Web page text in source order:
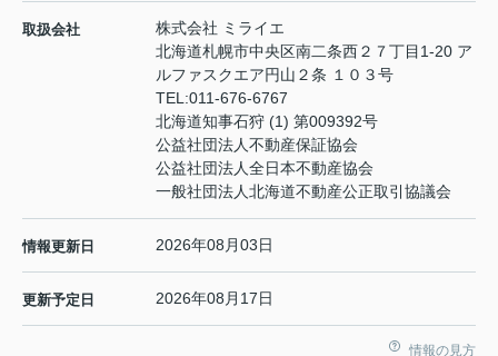
取扱会社
株式会社 ミライエ
北海道札幌市中央区南二条西２７丁目1-20 ア
ルファスクエア円山２条 １０３号
TEL:011-676-6767
北海道知事石狩 (1) 第009392号
公益社団法人不動産保証協会
公益社団法人全日本不動産協会
一般社団法人北海道不動産公正取引協議会
情報更新日 2026年08月03日
更新予定日 2026年08月17日
情報の見方